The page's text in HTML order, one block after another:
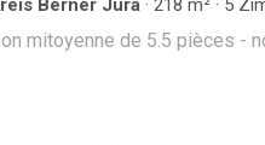
bien pensée permet de
besoins d'une famille ou d'un
mitoyenne de 5.5 pièces -